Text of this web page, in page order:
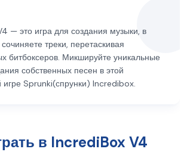
— это игра для создания музыки, в
треки, перетаскивая
битбоксеров. Микшируйте уникальные
собственных песен в этой
игре Sprunki(спрунки) Incredibox.
в IncrediBox V4